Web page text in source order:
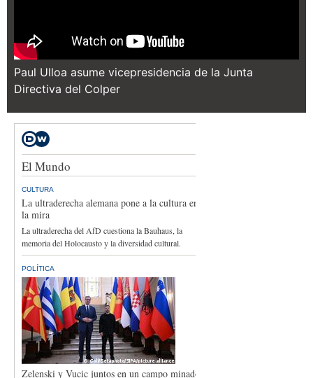
Paul Ulloa asume vicepresidencia de la Junta
Directiva del Colper